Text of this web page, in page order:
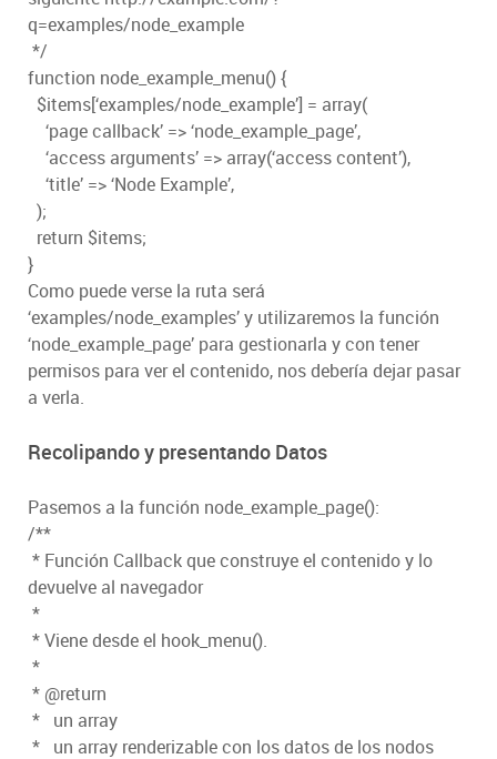
q=examples/node_example
*/
function node_example_menu() {
$items[‘examples/node_example’] = array(
‘page callback’ => ‘node_example_page’,
‘access arguments’ => array(‘access content’),
‘title’ => ‘Node Example’,
);
return $items;
}
Como puede verse la ruta será
‘examples/node_examples’ y utilizaremos la función
‘node_example_page’ para gestionarla y con tener
permisos para ver el contenido, nos debería dejar pasar
a verla.
Recolipando y presentando Datos
Pasemos a la función node_example_page():
/**
* Función Callback que construye el contenido y lo
devuelve al navegador
*
* Viene desde el hook_menu().
*
* @return
* un array
* un array renderizable con los datos de los nodos